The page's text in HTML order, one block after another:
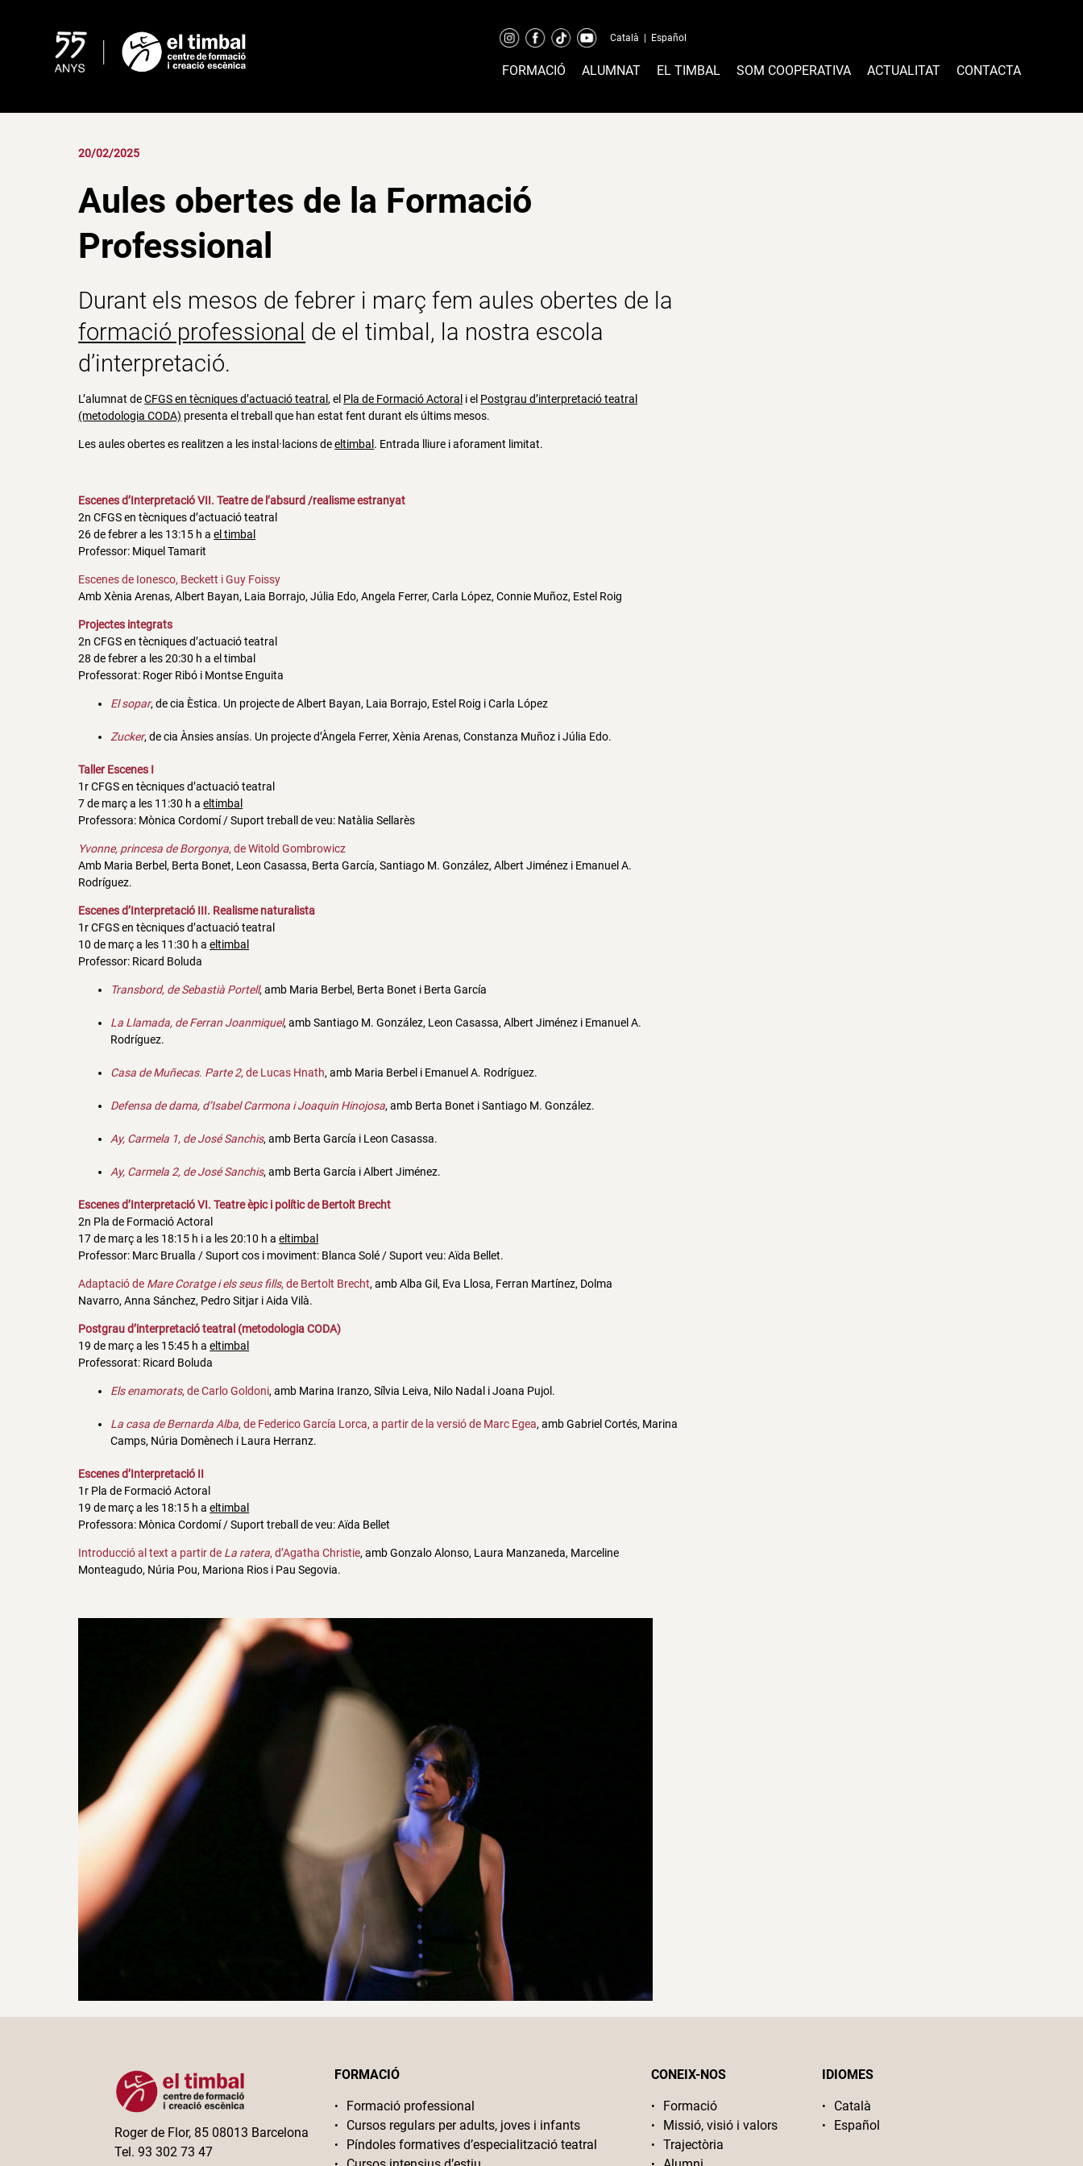
Català Español
FORMACIÓ ALUMNAT EL TIMBAL SOM COOPERATIVA ACTUALITAT CONTACTA
20/02/2025
Aules obertes de la Formació
Professional
Durant els mesos de febrer i març fem aules obertes de la
formació professional de el timbal, la nostra escola
d’interpretació.
L’alumnat deCFGS en tècniques d’actuació teatral , el Pla de Formació Actoral i el Postgrau d’interpretació teatral
(metodologia CODA) presenta el treball que han estat fent durant els últims mesos.
Les aules obertes es realitzen a les instal·lacions deeltimbal . Entrada lliure i aforament limitat.
Escenes d’Interpretació VII. Teatre de l’absurd /realisme estranyat
2n CFGS en tècniques d’actuació teatral
26 de febrer a les 13:15 h ael timbal
Professor: Miquel Tamarit
Escenes de Ionesco, Beckett i Guy Foissy
Amb Xènia Arenas, Albert Bayan, Laia Borrajo, Júlia Edo, Angela Ferrer, Carla López, Connie Muñoz, Estel Roig
Projectes integrats
2n CFGS en tècniques d’actuació teatral
28 de febrer a les 20:30 h a el timbal
Professorat: Roger Ribó i Montse Enguita
El sopar, de cia Èstica. Un projecte de Albert Bayan, Laia Borrajo, Estel Roig i Carla López
Zucker, de cia Ànsies ansías. Un projecte d’Àngela Ferrer, Xènia Arenas, Constanza Muñoz i Júlia Edo.
Taller Escenes I
1r CFGS en tècniques d’actuació teatral
7 de març a les 11:30 h aeltimbal
Professora: Mònica Cordomí / Suport treball de veu: Natàlia Sellarès
Yvonne, princesa de Borgonya, de Witold Gombrowicz
Amb Maria Berbel, Berta Bonet, Leon Casassa, Berta García, Santiago M. González, Albert Jiménez i Emanuel A.
Rodríguez.
Escenes d’Interpretació III. Realisme naturalista
1r CFGS en tècniques d’actuació teatral
10 de març a les 11:30 h aeltimbal
Professor: Ricard Boluda
Transbord, de Sebastià Portell, amb Maria Berbel, Berta Bonet i Berta García
La Llamada, de Ferran Joanmiquel, amb Santiago M. González, Leon Casassa, Albert Jiménez i Emanuel A.
Rodríguez.
Casa de Muñecas. Parte 2, de Lucas Hnath, amb Maria Berbel i Emanuel A. Rodríguez.
Defensa de dama, d’Isabel Carmona i Joaquin Hinojosa, amb Berta Bonet i Santiago M. González.
Ay, Carmela 1, de José Sanchis, amb Berta García i Leon Casassa.
Ay, Carmela 2, de José Sanchis, amb Berta García i Albert Jiménez.
Escenes d’Interpretació VI. Teatre èpic i polític de Bertolt Brecht
2n Pla de Formació Actoral
17 de març a les 18:15 h i a les 20:10 h aeltimbal
Professor: Marc Brualla / Suport cos i moviment: Blanca Solé / Suport veu: Aïda Bellet.
Adaptació de Mare Coratge i els seus fills, de Bertolt Brecht, ambAlba Gil, Eva Llosa, Ferran Martínez, Dolma
Navarro, Anna Sánchez, Pedro Sitjar i Aida Vilà.
Postgrau d’interpretació teatral (metodologia CODA)
19 de març a les 15:45 h aeltimbal
Professorat: Ricard Boluda
Els enamorats, de Carlo Goldoni, amb Marina Iranzo, Sílvia Leiva, Nilo Nadal i Joana Pujol.
La casa de Bernarda Alba, de Federico García Lorca, a partir de la versió de Marc Egea, amb Gabriel Cortés, Marina
Camps, Núria Domènech i Laura Herranz.
Escenes d’Interpretació II
1r Pla de Formació Actoral
19 de març a les 18:15 h aeltimbal
Professora: Mònica Cordomí / Suport treball de veu: Aïda Bellet
Introducció al text a partir de La ratera, d’Agatha Christie, amb Gonzalo Alonso, Laura Manzaneda, Marceline
Monteagudo, Núria Pou, Mariona Rios i Pau Segovia.
Roger de Flor, 85 08013 Barcelona
Tel. 93 302 73 47
FORMACIÓ
Formació professional
Cursos regulars per adults, joves i infants
Píndoles formatives d’especialització teatral
CONEIX-NOS
Formació
Missió, visió i valors
Trajectòria
IDIOMES
Català
Español